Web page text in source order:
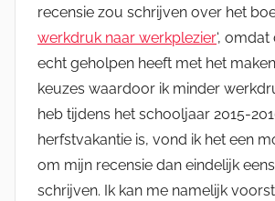
recensie zou schrijven over het
werkdruk naar werkplezier‘,
echt geholpen heeft met het
keuzes waardoor ik minder
heb tijdens het schooljaar 2015-
herfstvakantie is, vond ik het een
om mijn recensie dan eindelijk
schrijven. Ik kan me namelijk